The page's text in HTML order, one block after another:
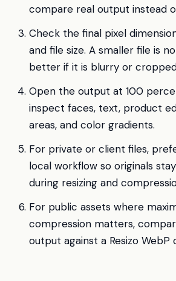
compare real output instead
Check the final pixel
and file size. A smaller file is
better if it is blurry or
Open the output at 100
inspect faces, text, product
areas, and color gradients.
For private or client files,
local workflow so originals
during resizing and
For public assets where
compression matters,
output against a Resizo WebP